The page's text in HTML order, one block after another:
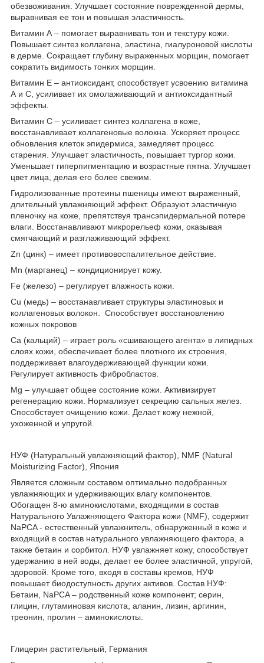
обезвоживания. Улучшает состояние поврежденной дермы,
выравнивая ее тон и повышая эластичность.
Витамин А – помогает выравнивать тон и текстуру кожи.
Повышает синтез коллагена, эластина, гиалуроновой кислоты
в дерме. Сокращает глубину выраженных морщин, помогает
сократить видимость тонких морщин.
Витамин Е – антиоксидант, способствует усвоению витамина
А и С, усиливает их омолаживающий и антиоксидантный
эффекты.
Витамин С – усиливает синтез коллагена в коже,
восстанавливает коллагеновые волокна. Ускоряет процесс
обновления клеток эпидермиса, замедляет процесс
старения. Улучшает эластичность, повышает тургор кожи.
Уменьшает гиперпигментацию и возрастные пятна. Улучшает
цвет лица, делая его более свежим.
Гидролизованные протеины пшеницы имеют выраженный,
длительный увлажняющий эффект. Образуют эластичную
пленочку на коже, препятствуя трансэпидермальной потере
влаги. Восстанавливают микрорельеф кожи, оказывая
смягчающий и разглаживающий эффект.
Zn (цинк) – имеет противовоспалительное действие.
Mn (марганец) – кондиционирует кожу.
Fe (железо) – регулирует влажность кожи.
Cu (медь) – восстанавливает структуры эластиновых и
коллагеновых волокон. Способствует восстановлению
кожных покровов
Ca (кальций) – играет роль «сшивающего агента» в липидных
слоях кожи, обеспечивает более плотного их строения,
поддерживает влагоудерживающей функции кожи.
Регулирует активность фибробластов.
Mg – улучшает общее состояние кожи. Активизирует
регенерацию кожи. Нормализует секрецию сальных желез.
Способствует очищению кожи. Делает кожу нежной,
ухоженной и упругой.
НУФ (Натуральный увлажняющий фактор), NMF (Natural
Moisturizing Factor), Япония
Является сложным составом оптимально подобранных
увлажняющих и удерживающих влагу компонентов.
Обогащен 8-ю аминокислотами, входящими в состав
Натурального Увлажняющего Фактора кожи (NМF), содержит
NaPCA - естественный увлажнитель, обнаруженный в коже и
входящий в состав натурального увлажняющего фактора, а
также бетаин и сорбитол. НУФ увлажняет кожу, способствует
удержанию в ней воды, делает ее более эластичной, упругой,
здоровой. Кроме того, входя в составы кремов, НУФ
повышает биодоступность других активов. Состав НУФ:
Бетаин, NaPCA – родственный коже компонент; серин,
глицин, глутаминовая кислота, аланин, лизин, аргинин,
треонин, пролин – аминокислоты.
Глицерин растительный, Германия